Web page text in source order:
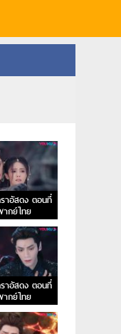
าอัสดง ตอนที่
กย์ไทย
าอัสดง ตอนที่
กย์ไทย